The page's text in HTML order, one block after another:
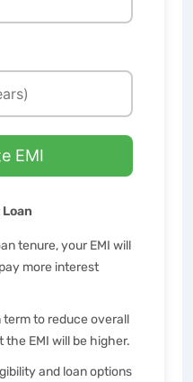
EMI
tenure, your EMI will
more interest
to reduce overall
EMI will be higher.
and loan options